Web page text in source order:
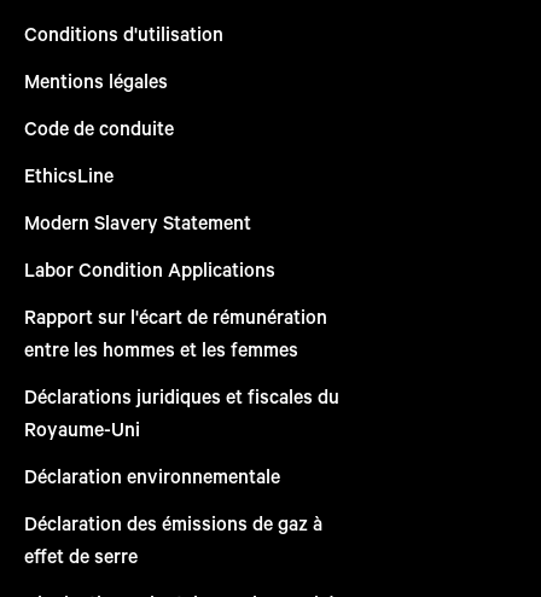
Conditions d'utilisation
Mentions légales
Code de conduite
EthicsLine
Modern Slavery Statement
Labor Condition Applications
Rapport sur l'écart de rémunération
entre les hommes et les femmes
Déclarations juridiques et fiscales du
Royaume-Uni
Déclaration environnementale
Déclaration des émissions de gaz à
effet de serre